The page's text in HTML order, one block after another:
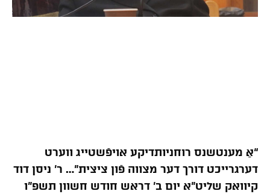
“אַ מענטשנס רוחניותדיקע אויפֿשטייג ווערט
דערגרייכט דורך דער מצווה פֿון ציצית”… ר’ ניסן דוד
קיוואק שליט”א יום ב’ דראש חודש חשוון תשפ”ו